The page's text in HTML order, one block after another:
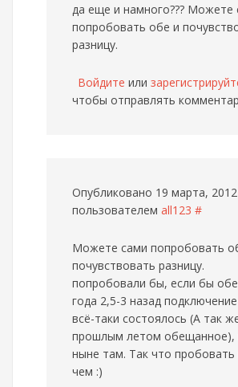
да еще и намного??? Можете
попробовать обе и
разницу.
Войдите или
чтобы отправлять
Опубликовано 19 марта, 2012
пользователем all123 #
Можете сами попробовать
почувствовать разницу.
попробовали бы, если бы
года 2,5-3 назад
всё-таки состоялось (А так
прошлым летом обещанное),
ныне там. Так что пробовать
чем :)